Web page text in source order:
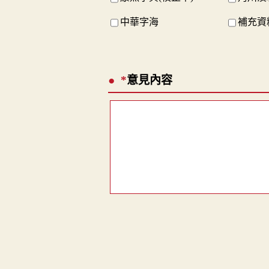
中華字海 補充資
*意見內容